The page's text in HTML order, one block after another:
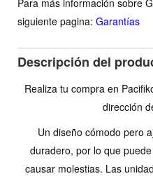
siguiente pagina: Garantías
Descripción del
Realiza tu compra en
dirección
Un diseño cómodo pero
duradero, por lo que
causar molestias. Las